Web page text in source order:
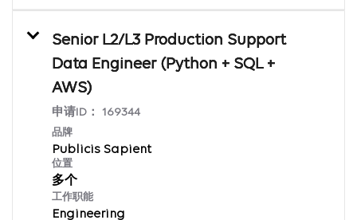
Senior L2/L3 Production Support
Data Engineer (Python + SQL +
AWS)
申请ID： 169344
品牌
Publicis Sapient
位置
多个
工作职能
Engineering